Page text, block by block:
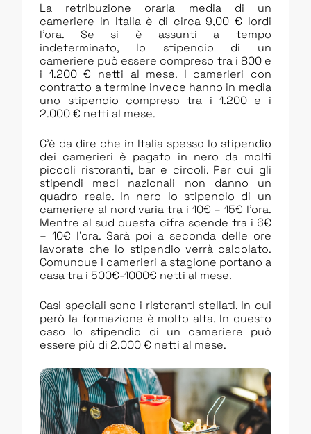
La retribuzione oraria media di un
cameriere in Italia è di circa 9,00 € lordi
l’ora. Se si è assunti a tempo
indeterminato, lo stipendio di un
cameriere può essere compreso tra i 800 e
i 1.200 € netti al mese. I camerieri con
contratto a termine invece hanno in media
uno stipendio compreso tra i 1.200 e i
2.000 € netti al mese.
C’è da dire che in Italia spesso lo stipendio
dei camerieri è pagato in nero da molti
piccoli ristoranti, bar e circoli. Per cui gli
stipendi medi nazionali non danno un
quadro reale. In nero lo stipendio di un
cameriere al nord varia tra i 10€ – 15€ l’ora.
Mentre al sud questa cifra scende tra i 6€
– 10€ l’ora. Sarà poi a seconda delle ore
lavorate che lo stipendio verrà calcolato.
Comunque i camerieri a stagione portano a
casa tra i 500€-1000€ netti al mese.
Casi speciali sono i ristoranti stellati. In cui
però la formazione è molto alta. In questo
caso lo stipendio di un cameriere può
essere più di 2.000 € netti al mese.